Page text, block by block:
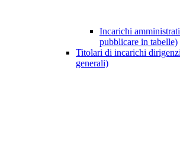
Incarichi
pubblicare in tabelle)
Titolari di incarichi
generali)